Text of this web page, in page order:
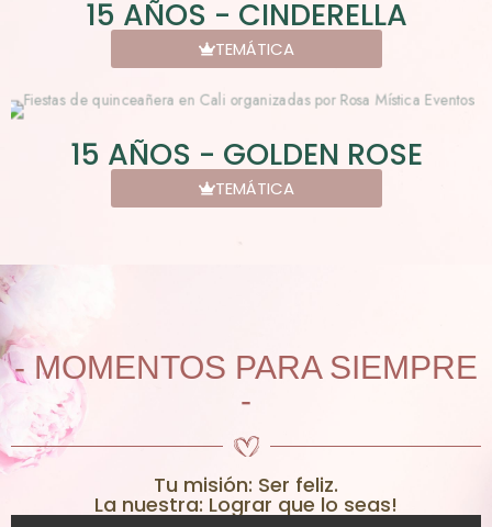
15 AÑOS - CINDERELLA
TEMÁTICA
15 AÑOS - GOLDEN ROSE
TEMÁTICA
- MOMENTOS PARA SIEMPRE
-
Tu misión: Ser feliz.
La nuestra: Lograr que lo seas!